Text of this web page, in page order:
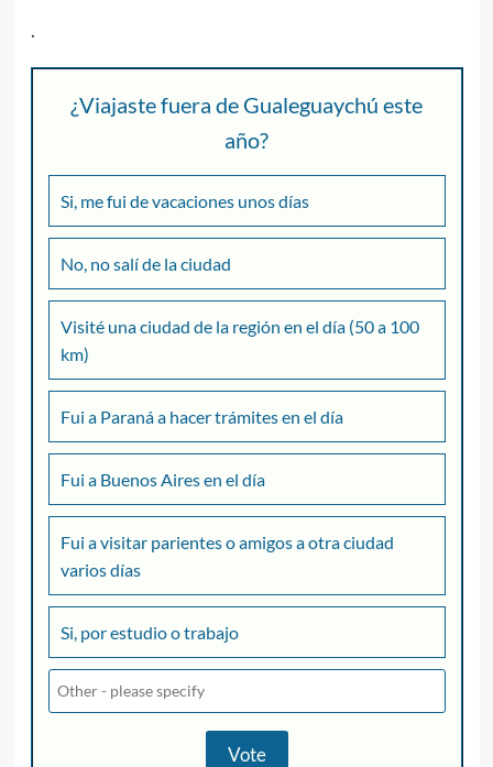
.
¿Viajaste fuera de Gualeguaychú este
año?
Si, me fui de vacaciones unos días
No, no salí de la ciudad
Visité una ciudad de la región en el día (50 a 100
km)
Fui a Paraná a hacer trámites en el día
Fui a Buenos Aires en el día
Fui a visitar parientes o amigos a otra ciudad
varios días
Si, por estudio o trabajo